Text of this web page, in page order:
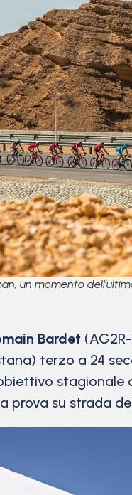
un momento
Bardet
terzo a 24
stagionale
prova su strada